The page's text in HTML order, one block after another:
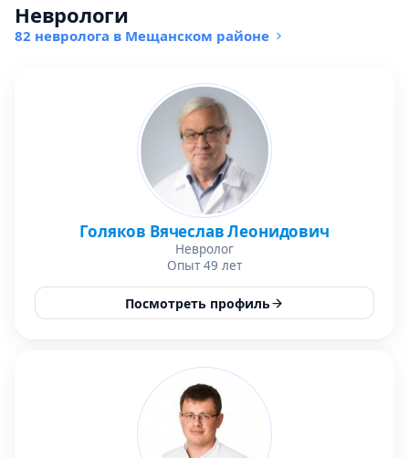
Неврологи
82 невролога в Мещанском районе
Голяков Вячеслав Леонидович
Невролог
Опыт 49 лет
Посмотреть профиль